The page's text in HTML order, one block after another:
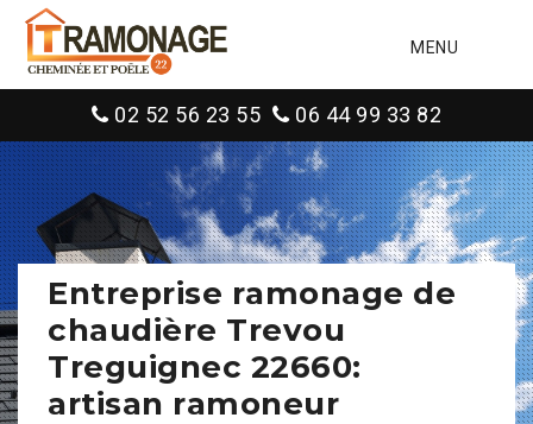
MENU
02 52 56 23 55 06 44 99 33 82
Entreprise ramonage de
chaudière Trevou
Treguignec 22660:
artisan ramoneur